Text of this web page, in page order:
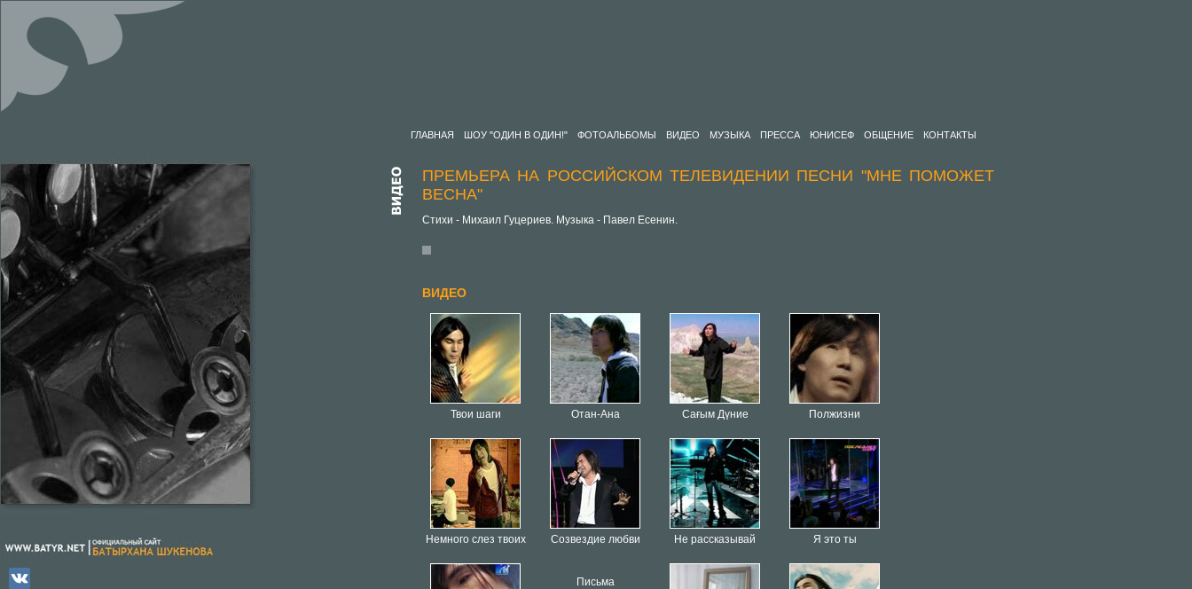
ГЛАВНАЯ ШОУ "ОДИН В ОДИН!" ФОТОАЛЬБОМЫ ВИДЕО МУЗЫКА ПРЕССА ЮНИСЕФ ОБЩЕНИЕ КОНТАКТЫ
ПРЕМЬЕРА НА РОССИЙСКОМ ТЕЛЕВИДЕНИИ ПЕСНИ "МНЕ ПОМОЖЕТ
ВЕСНА"
Стихи - Михаил Гуцериев. Музыка - Павел Есенин.
ВИДЕО
Твои шаги Отан-Ана Сағым Дүние Полжизни
Немного слез твоих Созвездие любви Не рассказывай Я это ты
Письма